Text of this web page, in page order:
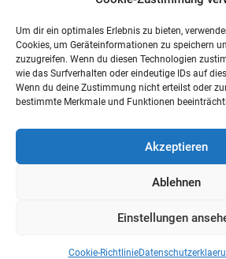
Um dir ein optimales Erlebnis zu bieten,
Cookies, um Geräteinformationen zu speichern
zuzugreifen. Wenn du diesen Technologien
wie das Surfverhalten oder eindeutige IDs auf
Wenn du deine Zustimmung nicht erteilst oder
bestimmte Merkmale und Funktionen
Akzeptieren
Ablehnen
Einstellungen
Cookie-Richtlinie